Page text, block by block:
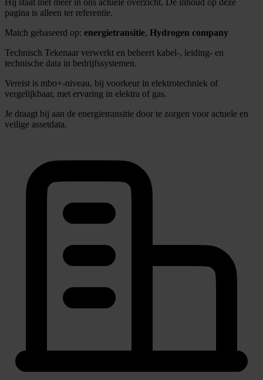
Hij staat niet meer in ons actuele overzicht. De inhoud op deze
pagina is alleen ter referentie.
Match gebaseerd op: energietransitie, Hydrogen company
Technisch Tekenaar verwerkt en beheert kabel-, leiding- en
technische data in bedrijfssystemen.
Vereist is mbo+-niveau, bij voorkeur in elektrotechniek of
vergelijkbaar, met ervaring in elektra of gas.
Je draagt bij aan de energietransitie door te zorgen voor actuele en
veilige assetdata.